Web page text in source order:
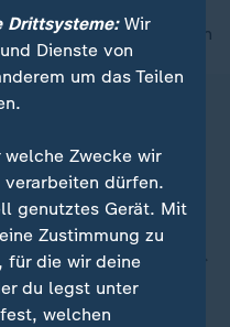
nach oben
Drittsysteme:Wir
Dienste von
um das Teilen
Zwecke wir
dürfen.
genutztes Gerät. Mit
Zustimmung zu
für die wir deine
du legst unter
welchen